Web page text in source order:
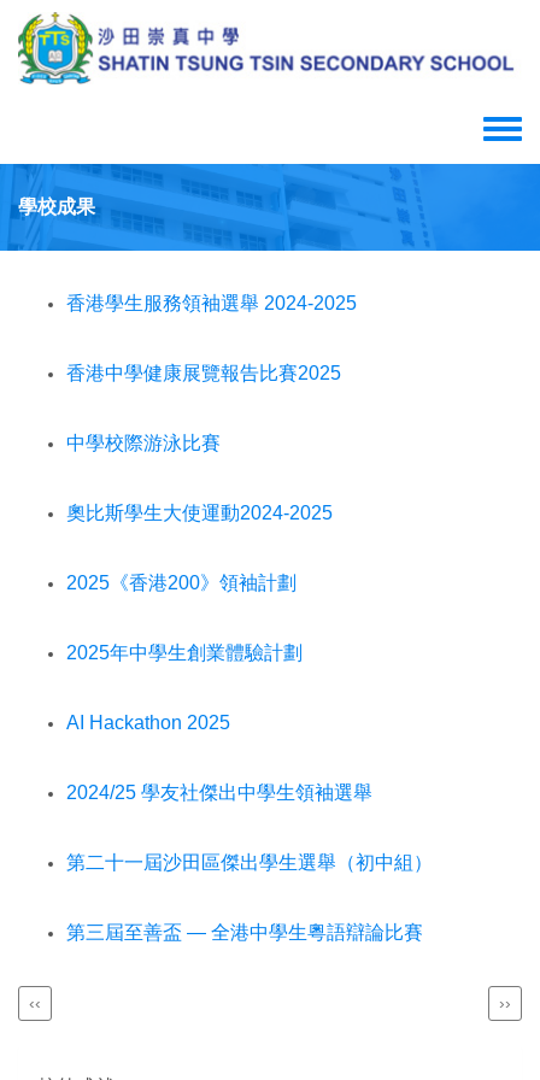
main
content
Toggle
menu
學校成果
香港學生服務領袖選舉 2024-2025
香港中學健康展覽報告比賽2025
中學校際游泳比賽
奧比斯學生大使運動2024-2025
2025《香港200》領袖計劃
2025年中學生創業體驗計劃
AI Hackathon 2025
2024/25 學友社傑出中學生領袖選舉
第二十一屆沙田區傑出學生選舉（初中組）
第三屆至善盃 — 全港中學生粵語辯論比賽
Pagination
Previous
page
‹‹
Next
page
››